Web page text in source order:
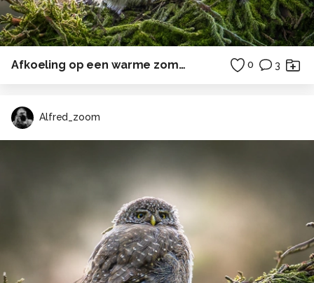
Afkoeling op een warme zomeravond 0 3
Alfred_zoom